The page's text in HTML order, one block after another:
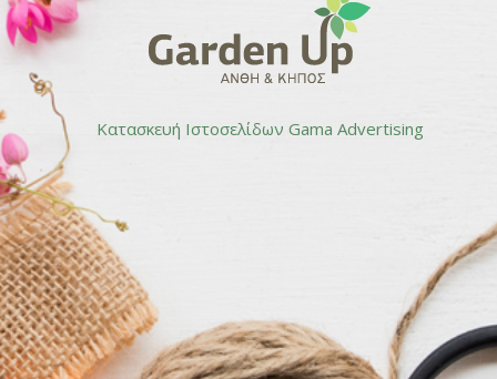
Κατασκευή Ιστοσελίδων Gama Advertising